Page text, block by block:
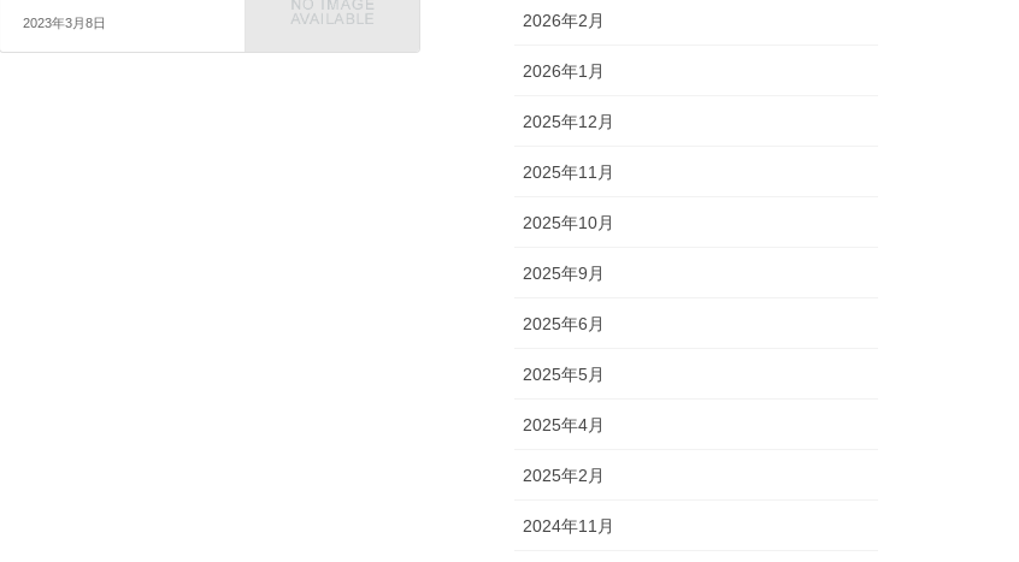
2023年3月8日 2026年2月
2026年1月
2025年12月
2025年11月
2025年10月
2025年9月
2025年6月
2025年5月
2025年4月
2025年2月
2024年11月